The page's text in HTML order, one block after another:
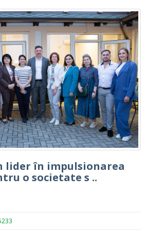
lider în impulsionarea
o societate s ..